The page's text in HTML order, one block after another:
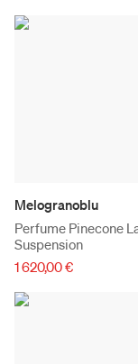
Melogranoblu
Perfume Pinecone
Suspension
1 620,00 €